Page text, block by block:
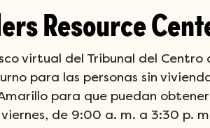
Resource
virtual del Tribunal del Centro
para las personas sin
para que puedan
de 9:00 a. m. a 3:30 p.